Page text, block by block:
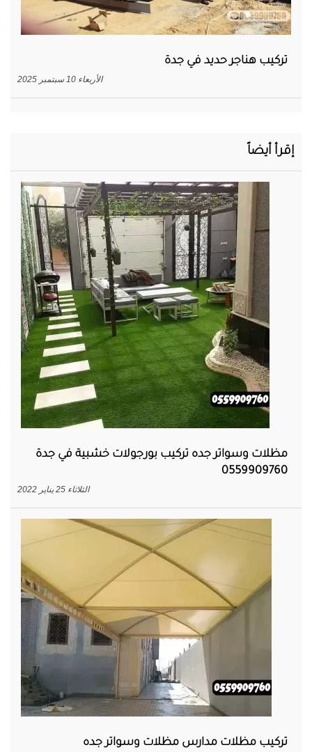
تركيب هناجر حديد في جدة
الأربعاء 10 سبتمبر 2025
إقرأ أيضاً
مظلات وسواتر جده تركيب بورجولات خشبية في جدة
0559909760
الثلاثاء 25 يناير 2022
تركيب مظلات مدارس مظلات وسواتر جده